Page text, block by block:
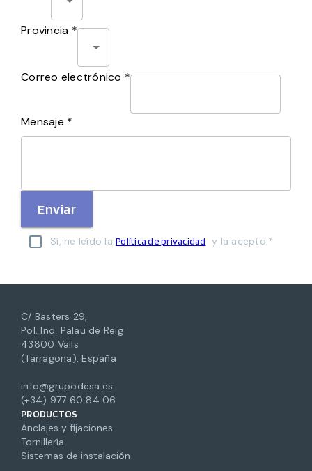
Provincia *
Correo electrónico *
Mensaje *
Enviar
Sí, he leído la Política de privacidad y la acepto.*
C/ Basters 29,
Pol. Ind. Palau de Reig
43800 Valls
(Tarragona), España
info@grupodesa.es
(+34) 977 60 84 06
PRODUCTOS
Anclajes y fijaciones
Tornillería
Sistemas de instalación